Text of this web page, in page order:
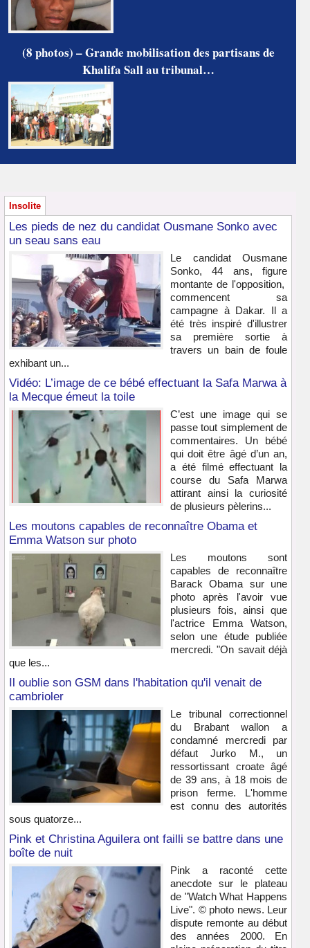
(8 photos) – Grande mobilisation des partisans de
Khalifa Sall au tribunal…
Insolite
Les pieds de nez du candidat Ousmane Sonko avec
un seau sans eau
Le candidat Ousmane
Sonko, 44 ans, figure
montante de l'opposition,
commencent sa
campagne à Dakar. Il a
été très inspiré d'illustrer
sa première sortie à
travers un bain de foule
exhibant un...
Vidéo: L’image de ce bébé effectuant la Safa Marwa à
la Mecque émeut la toile
C’est une image qui se
passe tout simplement de
commentaires. Un bébé
qui doit être âgé d’un an,
a été filmé effectuant la
course du Safa Marwa
attirant ainsi la curiosité
de plusieurs pèlerins...
Les moutons capables de reconnaître Obama et
Emma Watson sur photo
Les moutons sont
capables de reconnaître
Barack Obama sur une
photo après l'avoir vue
plusieurs fois, ainsi que
l'actrice Emma Watson,
selon une étude publiée
mercredi. "On savait déjà
que les...
Il oublie son GSM dans l'habitation qu'il venait de
cambrioler
Le tribunal correctionnel
du Brabant wallon a
condamné mercredi par
défaut Jurko M., un
ressortissant croate âgé
de 39 ans, à 18 mois de
prison ferme. L'homme
est connu des autorités
sous quatorze...
Pink et Christina Aguilera ont failli se battre dans une
boîte de nuit
Pink a raconté cette
anecdote sur le plateau
de "Watch What Happens
Live". © photo news. Leur
dispute remonte au début
des années 2000. En